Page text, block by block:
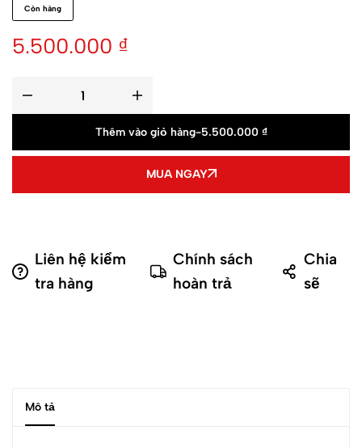
Còn hàng
5.500.000 ₫
Thêm vào giỏ hàng-5.500.000 ₫
MUA NGAY
Liên hệ kiểm
tra hàng
Chính sách
hoàn trả
Chia
sẽ
Mô tả